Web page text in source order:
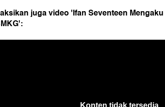
juga video 'Ifan Seventeen